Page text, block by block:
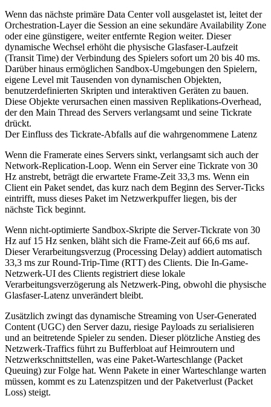
Wenn das nächste primäre Data Center voll ausgelastet ist, leitet der
Orchestration-Layer die Session an eine sekundäre Availability Zone
oder eine günstigere, weiter entfernte Region weiter. Dieser
dynamische Wechsel erhöht die physische Glasfaser-Laufzeit
(Transit Time) der Verbindung des Spielers sofort um 20 bis 40 ms.
Darüber hinaus ermöglichen Sandbox-Umgebungen den Spielern,
eigene Level mit Tausenden von dynamischen Objekten,
benutzerdefinierten Skripten und interaktiven Geräten zu bauen.
Diese Objekte verursachen einen massiven Replikations-Overhead,
der den Main Thread des Servers verlangsamt und seine Tickrate
drückt.
Der Einfluss des Tickrate-Abfalls auf die wahrgenommene Latenz
Wenn die Framerate eines Servers sinkt, verlangsamt sich auch der
Network-Replication-Loop. Wenn ein Server eine Tickrate von 30
Hz anstrebt, beträgt die erwartete Frame-Zeit 33,3 ms. Wenn ein
Client ein Paket sendet, das kurz nach dem Beginn des Server-Ticks
eintrifft, muss dieses Paket im Netzwerkpuffer liegen, bis der
nächste Tick beginnt.
Wenn nicht-optimierte Sandbox-Skripte die Server-Tickrate von 30
Hz auf 15 Hz senken, bläht sich die Frame-Zeit auf 66,6 ms auf.
Dieser Verarbeitungsverzug (Processing Delay) addiert automatisch
33,3 ms zur Round-Trip-Time (RTT) des Clients. Die In-Game-
Netzwerk-UI des Clients registriert diese lokale
Verarbeitungsverzögerung als Netzwerk-Ping, obwohl die physische
Glasfaser-Latenz unverändert bleibt.
Zusätzlich zwingt das dynamische Streaming von User-Generated
Content (UGC) den Server dazu, riesige Payloads zu serialisieren
und an beitretende Spieler zu senden. Dieser plötzliche Anstieg des
Netzwerk-Traffics führt zu Bufferbloat auf Heimroutern und
Netzwerkschnittstellen, was eine Paket-Warteschlange (Packet
Queuing) zur Folge hat. Wenn Pakete in einer Warteschlange warten
müssen, kommt es zu Latenzspitzen und der Paketverlust (Packet
Loss) steigt.